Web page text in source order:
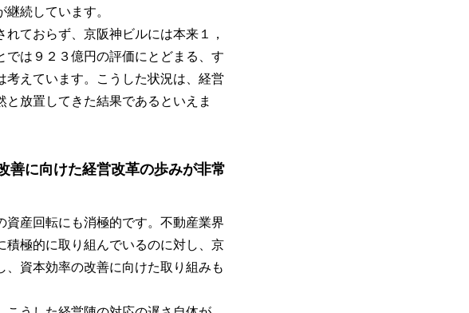
続しています。
ておらず、京阪神ビルには本来１，
では９２３億円の評価にとどまる、す
えています。こうした状況は、経営
放置してきた結果であるといえま
善に向けた経営改革の歩みが非常
産回転にも消極的です。不動産業界
極的に取り組んでいるのに対し、京
資本効率の改善に向けた取り組みも